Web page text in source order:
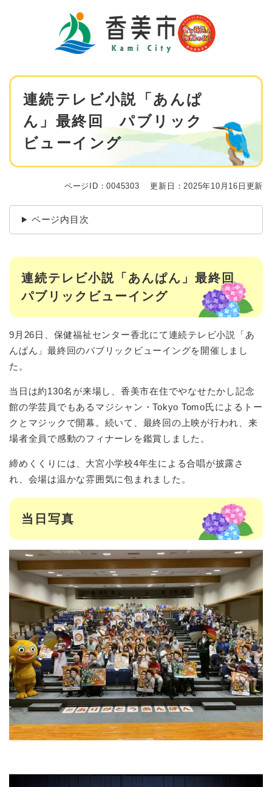
本
連続テレビ小説「あんぱ
ん」最終回 パブリック
ビューイング
ページID：0045303 更新日：2025年10月16日更新
ページ内目次
連続テレビ小説「あんぱん」最終回
パブリックビューイング
9月26日、保健福祉センター香北にて連続テレビ小説「あ
んぱん」最終回のパブリックビューイングを開催しまし
た。
当日は約130名が来場し、香美市在住でやなせたかし記念
館の学芸員でもあるマジシャン・Tokyo Tomo氏によるトー
クとマジックで開幕。続いて、最終回の上映が行われ、来
場者全員で感動のフィナーレを鑑賞しました。
締めくくりには、大宮小学校4年生による合唱が披露さ
れ、会場は温かな雰囲気に包まれました。
当日写真